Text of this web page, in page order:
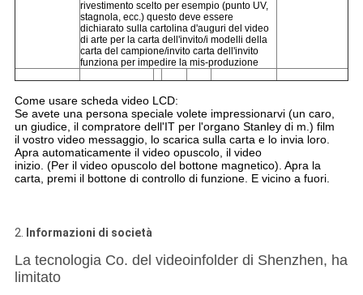
rivestimento scelto per esempio (punto UV,
stagnola, ecc.) questo deve essere
dichiarato sulla cartolina d'auguri del video
di arte per la carta dell'invito/i modelli della
carta del campione/invito carta dell'invito
funziona per impedire la mis-produzione
Come usare scheda video LCD:
Se avete una persona speciale volete impressionarvi (un caro,
un giudice, il compratore dell'IT per l'organo Stanley di m.) film
il vostro video messaggio, lo scarica sulla carta e lo invia loro.
Apra automaticamente il video opuscolo, il video
inizio. (Per il video opuscolo del bottone magnetico). Apra la
carta, premi il bottone di controllo di funzione. E vicino a fuori.
2. Informazioni di società
La tecnologia Co. del videoinfolder di Shenzhen, ha
limitato